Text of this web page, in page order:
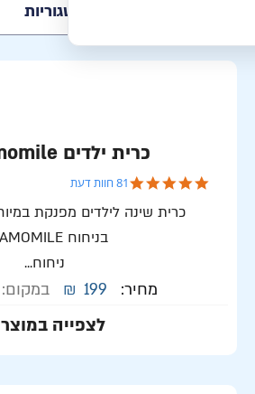
קטגוריות
כרית ילדים Chamomile
4.9 star rating
81 חוות דעת
בניחוח CHAMOMILE
ניחוח...
מחיר: 199
₪ במקום:
לצפייה במוצר